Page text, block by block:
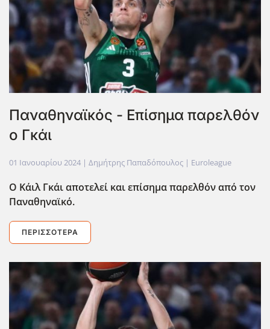
Παναθηναϊκός - Επίσημα παρελθόν
ο Γκάι
01 Ιανουαρίου 2024 | Δημήτρης Παπαδόπουλος | Euroleague
Ο Κάιλ Γκάι αποτελεί και επίσημα παρελθόν από τον
Παναθηναϊκό.
ΠΕΡΙΣΣΌΤΕΡΑ